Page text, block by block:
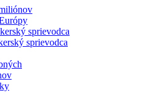
sprievodca
sprievodca